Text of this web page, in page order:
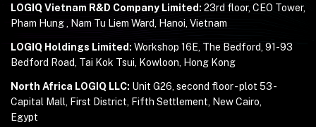
LOGIQ Vietnam R&D Company Limited: 23rd floor, CEO Tower,
Pham Hung , Nam Tu Liem Ward, Hanoi, Vietnam
LOGIQ Holdings Limited: Workshop 16E, The Bedford, 91-93
Bedford Road, Tai Kok Tsui, Kowloon, Hong Kong
North Africa LOGIQ LLC: Unit G26, second floor - plot 53 -
Capital Mall, First District, Fifth Settlement, New Cairo,
Egypt